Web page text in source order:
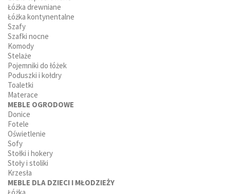
Łóżka drewniane
Łóżka kontynentalne
Szafy
Szafki nocne
Komody
Stelaże
Pojemniki do łóżek
Poduszki i kołdry
Toaletki
Materace
MEBLE OGRODOWE
Donice
Fotele
Oświetlenie
Sofy
Stołki i hokery
Stoły i stoliki
Krzesła
MEBLE DLA DZIECI I MŁODZIEŻY
Łóżka